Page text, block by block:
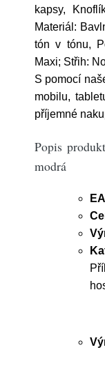
kapsy,
Materiál:
tón v tónu,
Maxi; Střih:
S pomocí
mobilu,
příjemné
Popis
modrá